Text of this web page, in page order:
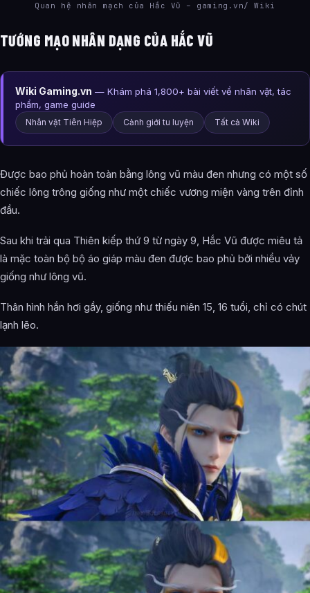
Quan hệ nhân mạch của Hắc Vũ – gaming.vn/ Wiki
TƯỚNG MẠO NHÂN DẠNG CỦA HẮC VŨ
Wiki Gaming.vn — Khám phá 1,800+ bài viết về nhân vật, tác
phẩm, game guide
Nhân vật Tiên Hiệp Cảnh giới tu luyện Tất cả Wiki
Được bao phủ hoàn toàn bằng lông vũ màu đen nhưng có một số
chiếc lông trông giống như một chiếc vương miện vàng trên đỉnh
đầu.
Sau khi trải qua Thiên kiếp thứ 9 từ ngày 9, Hắc Vũ được miêu tả
là mặc toàn bộ bộ áo giáp màu đen được bao phủ bởi nhiều vảy
giống như lông vũ.
Thân hình hắn hơi gầy, giống như thiếu niên 15, 16 tuổi, chỉ có chút
lạnh lẽo.